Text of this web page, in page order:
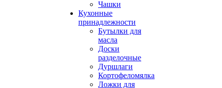
Чашки
Кухонные
принадлежности
Бутылки для
масла
Доски
разделочные
Дуршлаги
Кортофеломялка
Ложки для